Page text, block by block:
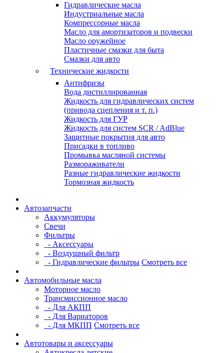
Гидравлические масла
Индустриальные масла
Компрессорные масла
Масло для амортизаторов и подвески
Масло оружейное
Пластичные смазки для быта
Смазки для авто
Технические жидкости
Антифризы
Вода дистиллированная
Жидкость для гидравлических систем
(привода сцепления и т. п.)
Жидкость для ГУР
Жидкость для систем SCR / AdBlue
Защитные покрытия для авто
Присадки в топливо
Промывка масляной системы
Размораживатели
Разные гидравлические жидкости
Тормозная жидкость
Автозапчасти
Аккумуляторы
Свечи
Фильтры
- Аксессуары
- Воздушный фильтр
- Гидравлические фильтры Смотреть все
Автомобильные масла
Моторное масло
Трансмиссионное масло
- Для АКПП
- Для Вариаторов
- Для МКПП Смотреть все
Автотовары и аксессуары